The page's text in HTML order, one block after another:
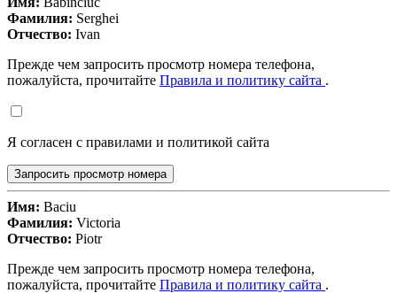
Фамилия: Serghei
Отчество: Ivan
Прежде чем запросить просмотр номера телефона,
пожалуйста, прочитайте Правила и политику сайта .
Я согласен с правилами и политикой сайта
Запросить просмотр номера
Имя: Baciu
Фамилия: Victoria
Отчество: Piotr
Прежде чем запросить просмотр номера телефона,
пожалуйста, прочитайте Правила и политику сайта .